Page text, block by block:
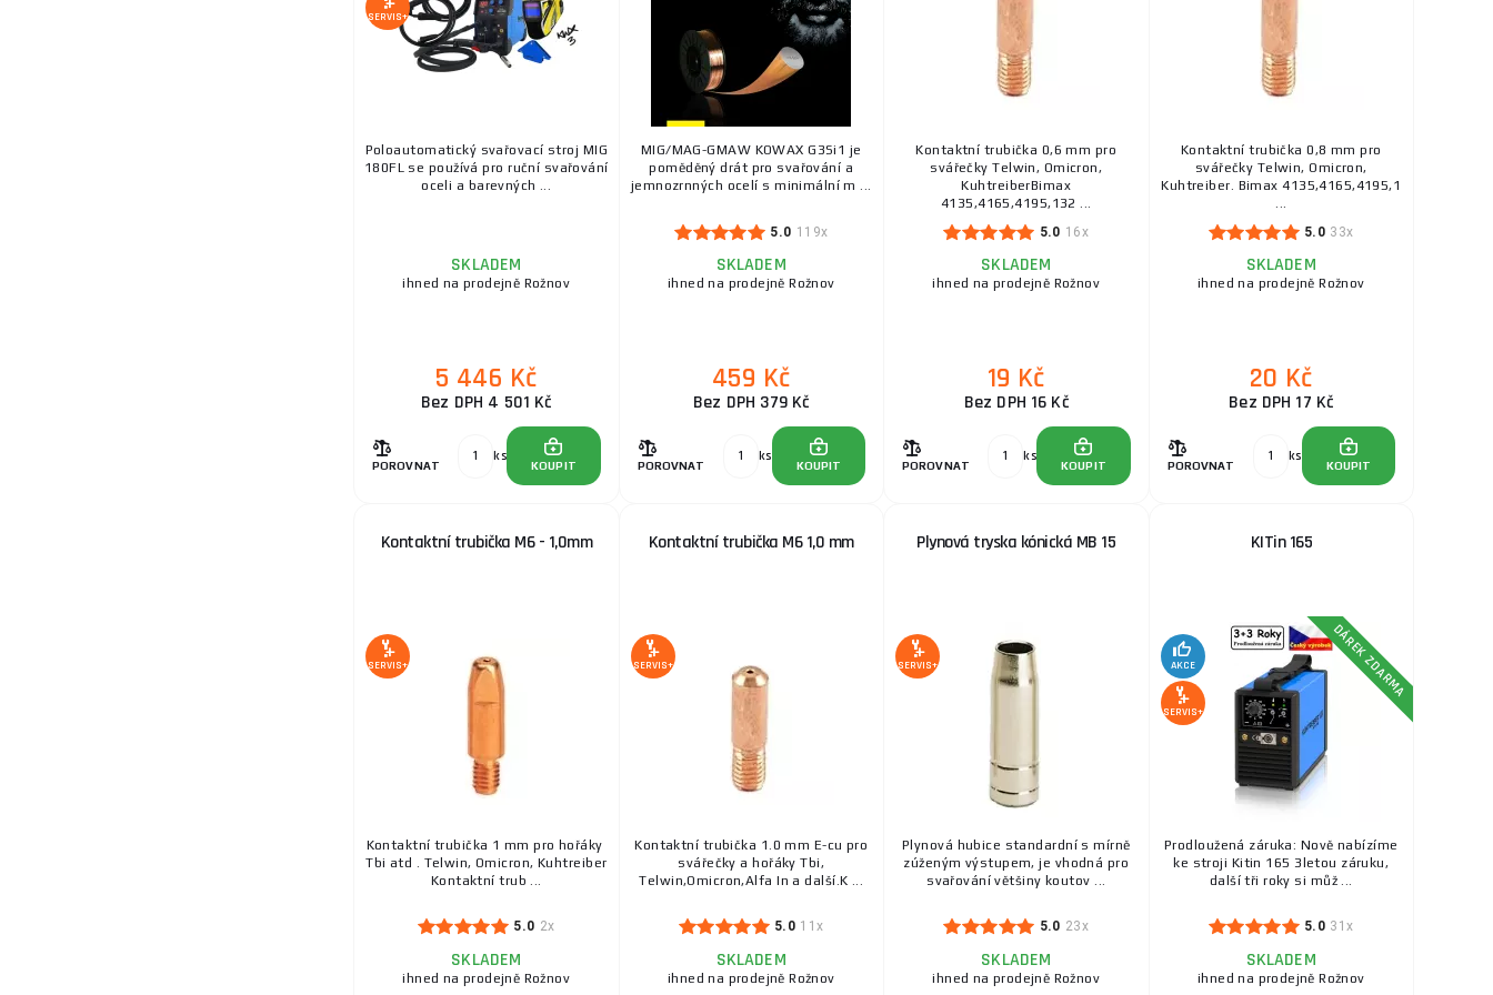
Těsnění pro redukční ventily univerzální
Univerzální pro všechny druhy redukčních ventilů. Materiál: plast
Rozměry:D = 18,0 mmd = 12,0 mmtl. = 2,0 mm
a na prodejně Rožnov
ks
SERVIS+
Poloautomatický svařovací stroj MIG
180FL se používá pro ruční svařování
oceli a barevných ...
SKLADEM
ihned na prodejně Rožnov
5 446 Kč
Bez DPH 4 501 Kč
POROVNAT
ks
KOUPIT
MIG/MAG-GMAW KOWAX G3Si1 je
poměděný drát pro svařování a
jemnozrnných ocelí s minimální m ...
5.0 119x
SKLADEM
ihned na prodejně Rožnov
459 Kč
Bez DPH 379 Kč
POROVNAT
ks
KOUPIT
Kontaktní trubička 0,6 mm pro
svářečky Telwin, Omicron,
KuhtreiberBimax
4135,4165,4195,132 ...
5.0 16x
SKLADEM
ihned na prodejně Rožnov
19 Kč
Bez DPH 16 Kč
POROVNAT
ks
KOUPIT
Kontaktní trubička 0,8 mm pro
svářečky Telwin, Omicron,
Kuhtreiber. Bimax 4135,4165,4195,1
...
5.0 33x
SKLADEM
ihned na prodejně Rožnov
20 Kč
Bez DPH 17 Kč
POROVNAT
ks
KOUPIT
Kontaktní trubička M6 - 1,0mm
SERVIS+
Kontaktní trubička 1 mm pro hořáky
Tbi atd . Telwin, Omicron, Kuhtreiber
Kontaktní trub ...
5.0 2x
SKLADEM
ihned na prodejně Rožnov
Kontaktní trubička M6 1,0 mm
SERVIS+
Kontaktní trubička 1.0 mm E-cu pro
svářečky a hořáky Tbi,
Telwin,Omicron,Alfa In a další.K ...
5.0 11x
SKLADEM
ihned na prodejně Rožnov
Plynová tryska kónická MB 15
SERVIS+
Plynová hubice standardní s mírně
zúženým výstupem, je vhodná pro
svařování většiny koutov ...
5.0 23x
SKLADEM
ihned na prodejně Rožnov
KITin 165
AKCE
SERVIS+
DÁREK ZDARMA
Prodloužená záruka: Nově nabízíme
ke stroji Kitin 165 3letou záruku,
další tři roky si můž ...
5.0 31x
SKLADEM
ihned na prodejně Rožnov